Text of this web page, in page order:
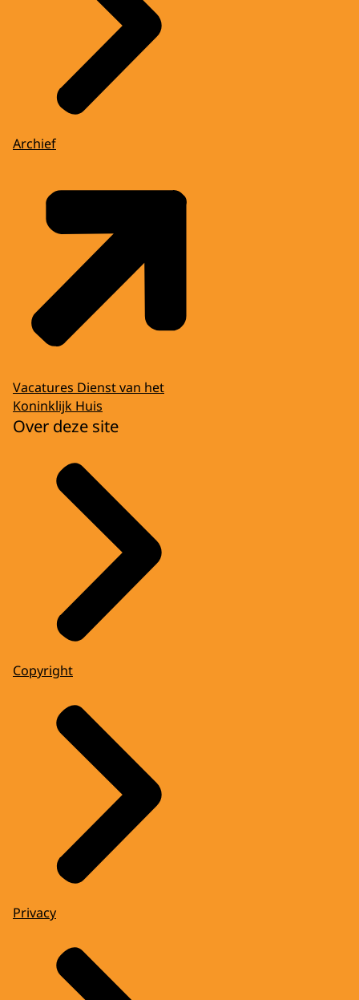
Archief
Vacatures Dienst van het
Koninklijk Huis
Over deze site
Copyright
Privacy